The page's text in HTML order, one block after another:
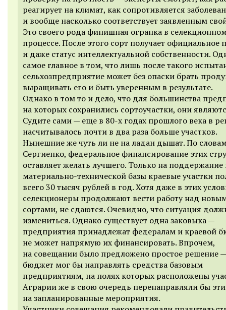
реагирует на климат, как сопротивляется
и вообще насколько соответствует заявленным
Это своего рода финишная огранка в
процессе. После этого сорт получает официальное
и даже статус интеллектуальной собственности.
самое главное в том, что лишь после такого
сельхозпредприятие может без опаски брать
выращивать его и быть уверенным в результате.
Однако в том то и дело, что для большинства
на которых сохранились сортоучастки, они
Судите сами — еще в 80-х годах прошлого века в
насчитывалось почти в два раза больше участков.
Нынешние же чуть ли не на ладан дышат. По
Сергиенко, федеральное финансирование этих
оставляет желать лучшего. Только на поддержание
материально-технической базы краевые участки
всего 30 тысяч рублей в год. Хотя даже в этих
селекционеры продолжают вести работу над
сортами, не сдаются. Очевидно, что ситуация
измениться. Однако существует одна заковыка —
предприятия принадлежат федералам и краевой
не может напрямую их финансировать. Впрочем,
на совещании было предложено простое решение
бюджет мог бы направлять средства базовым
предприятиям, на полях которых расположены
Аграрии же в свою очередь перенаправляли бы
на запланированные мероприятия.